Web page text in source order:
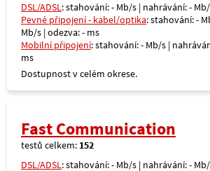
DSL/ADSL: stahování: - Mb/s | nahrávání: -
Pevné připojení - kabel/optika: stahování: -
Mb/s | odezva: - ms
Mobilní připojení: stahování: - Mb/s |
ms
Dostupnost v celém okrese.
Fast Communication
testů celkem: 152
DSL/ADSL: stahování: - Mb/s | nahrávání: -